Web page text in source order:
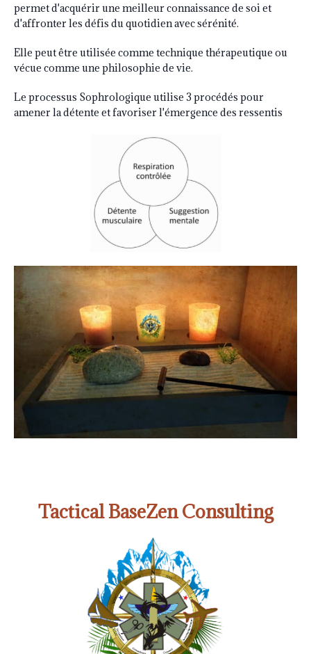
permet d'acquérir une meilleur connaissance de soi et
d'affronter les défis du quotidien avec sérénité.
Elle peut être utilisée comme technique thérapeutique ou
vécue comme une philosophie de vie.
Le processus Sophrologique utilise 3 procédés pour
amener la détente et favoriser l'émergence des ressentis
Tactical BaseZen Consulting